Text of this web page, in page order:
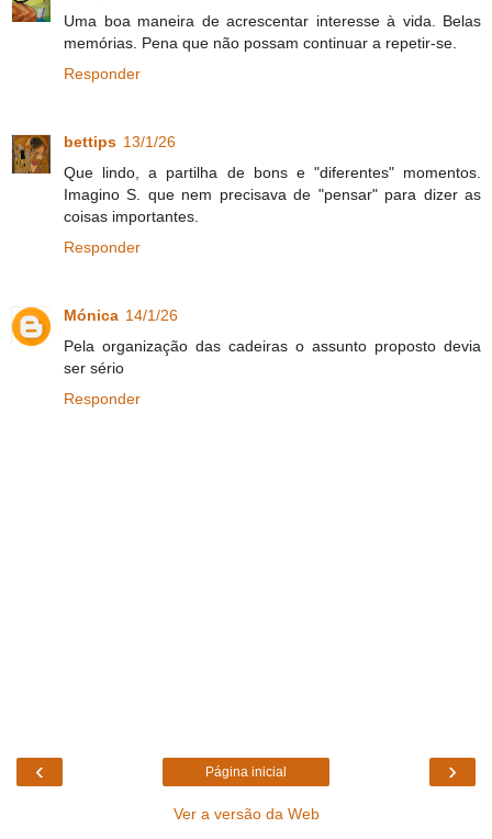
Uma boa maneira de acrescentar interesse à vida. Belas
memórias. Pena que não possam continuar a repetir-se.
Responder
bettips 13/1/26
Que lindo, a partilha de bons e "diferentes" momentos.
Imagino S. que nem precisava de "pensar" para dizer as
coisas importantes.
Responder
Mónica 14/1/26
Pela organização das cadeiras o assunto proposto devia
ser sério
Responder
‹ ›
Página inicial
Ver a versão da Web